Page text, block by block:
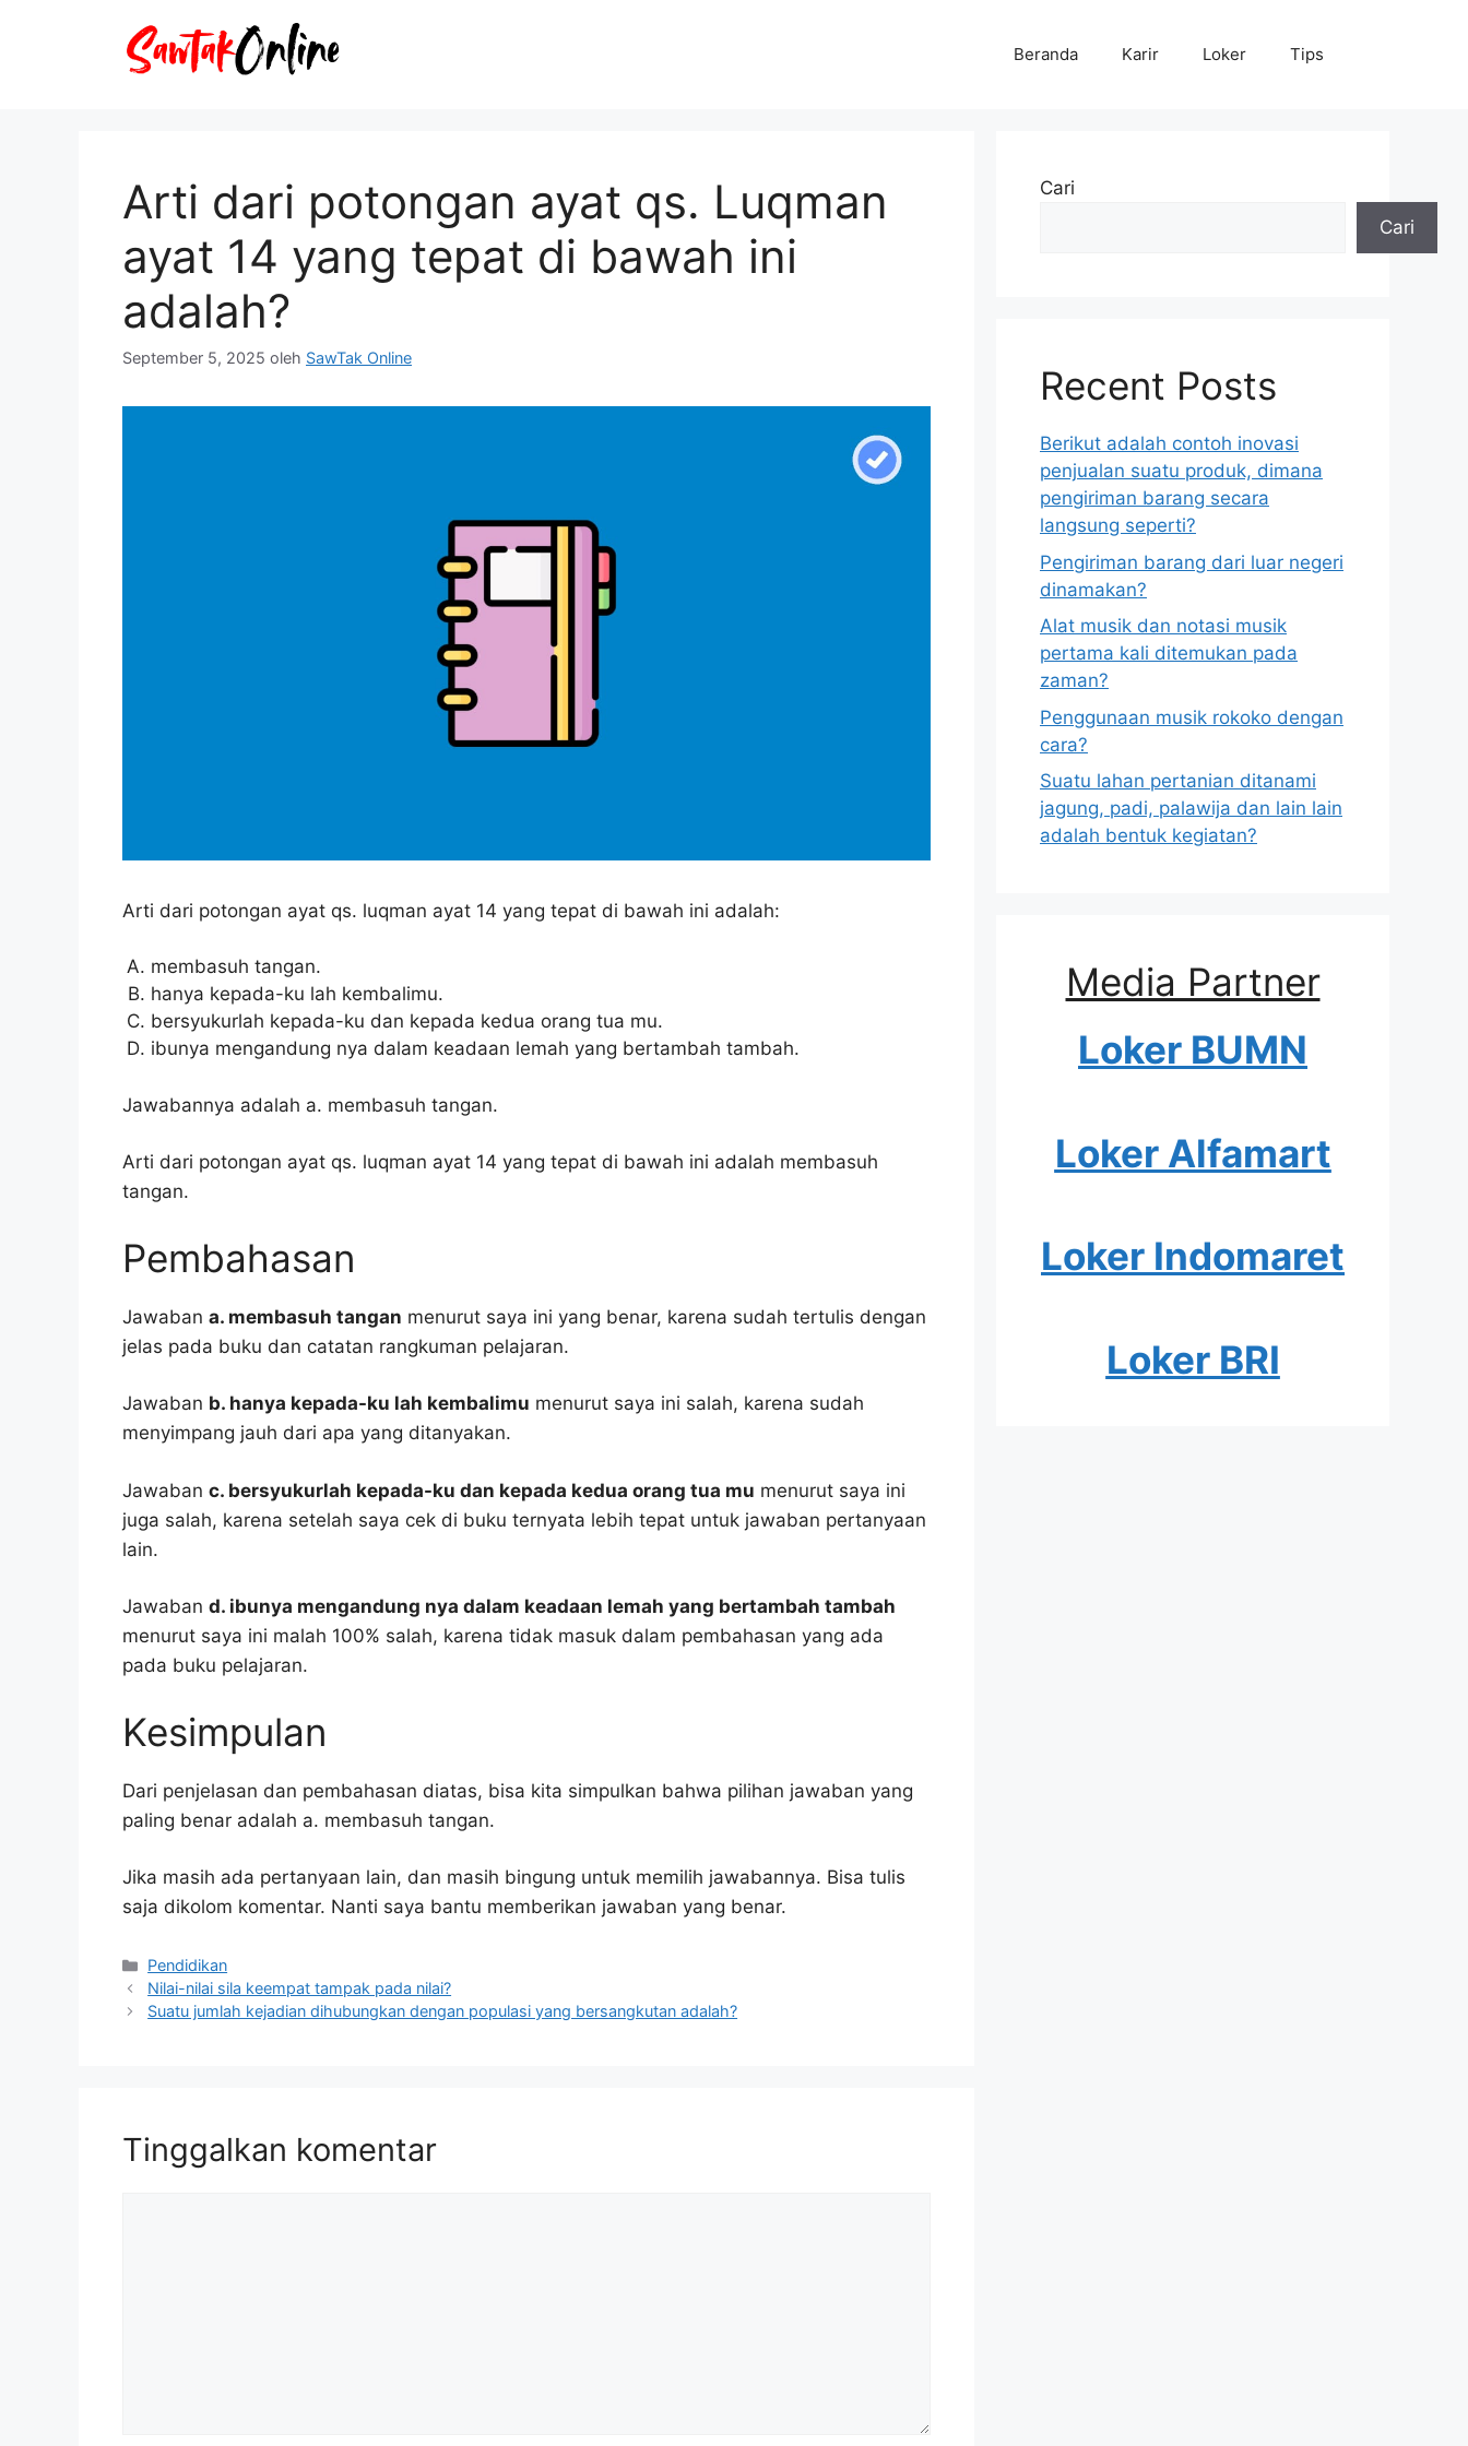
Beranda Karir Loker Tips
Arti dari potongan ayat qs. Luqman
ayat 14 yang tepat di bawah ini
adalah?
September 5, 2025 oleh SawTak Online
Arti dari potongan ayat qs. luqman ayat 14 yang tepat di bawah ini adalah:
membasuh tangan.
hanya kepada-ku lah kembalimu.
bersyukurlah kepada-ku dan kepada kedua orang tua mu.
ibunya mengandung nya dalam keadaan lemah yang bertambah tambah.
Jawabannya adalah a. membasuh tangan.
Arti dari potongan ayat qs. luqman ayat 14 yang tepat di bawah ini adalah membasuh
tangan.
Pembahasan
Jawaban a. membasuh tangan menurut saya ini yang benar, karena sudah tertulis dengan
jelas pada buku dan catatan rangkuman pelajaran.
Jawaban b. hanya kepada-ku lah kembalimu menurut saya ini salah, karena sudah
menyimpang jauh dari apa yang ditanyakan.
Jawaban c. bersyukurlah kepada-ku dan kepada kedua orang tua mu menurut saya ini
juga salah, karena setelah saya cek di buku ternyata lebih tepat untuk jawaban pertanyaan
lain.
Jawaban d. ibunya mengandung nya dalam keadaan lemah yang bertambah tambah
menurut saya ini malah 100% salah, karena tidak masuk dalam pembahasan yang ada
pada buku pelajaran.
Kesimpulan
Dari penjelasan dan pembahasan diatas, bisa kita simpulkan bahwa pilihan jawaban yang
paling benar adalah a. membasuh tangan.
Jika masih ada pertanyaan lain, dan masih bingung untuk memilih jawabannya. Bisa tulis
saja dikolom komentar. Nanti saya bantu memberikan jawaban yang benar.
Kategori
Pendidikan
Nilai-nilai sila keempat tampak pada nilai?
Suatu jumlah kejadian dihubungkan dengan populasi yang bersangkutan adalah?
Tinggalkan komentar
Cari
Cari
Recent Posts
Berikut adalah contoh inovasi
penjualan suatu produk, dimana
pengiriman barang secara
langsung seperti?
Pengiriman barang dari luar negeri
dinamakan?
Alat musik dan notasi musik
pertama kali ditemukan pada
zaman?
Penggunaan musik rokoko dengan
cara?
Suatu lahan pertanian ditanami
jagung, padi, palawija dan lain lain
adalah bentuk kegiatan?
Media Partner
Loker BUMN
Loker Alfamart
Loker Indomaret
Loker BRI